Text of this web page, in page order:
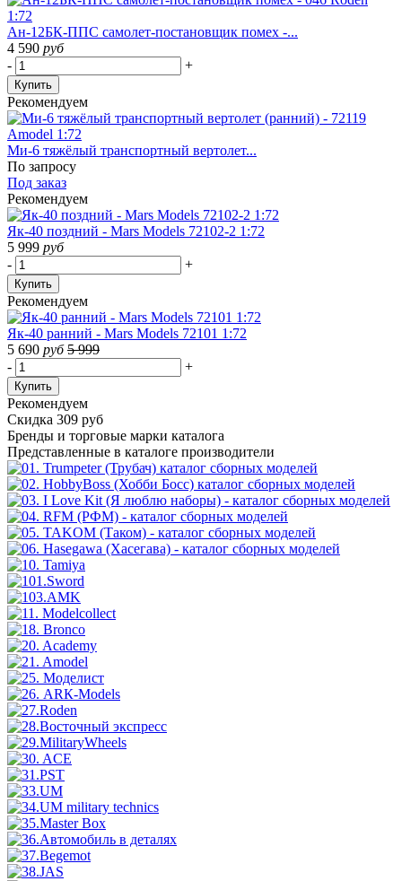
Ан-12БК-ППС самолет-постановщик помех -...
4 590 руб
-
+
Купить
Рекомендуем
Ми-6 тяжёлый транспортный вертолет...
По запросу
Под заказ
Рекомендуем
Як-40 поздний - Mars Models 72102-2 1:72
5 999 руб
-
+
Купить
Рекомендуем
Як-40 ранний - Mars Models 72101 1:72
5 690 руб 5 999
-
+
Купить
Рекомендуем
Скидка 309 руб
Бренды и торговые марки каталога
Представленные в каталоге производители